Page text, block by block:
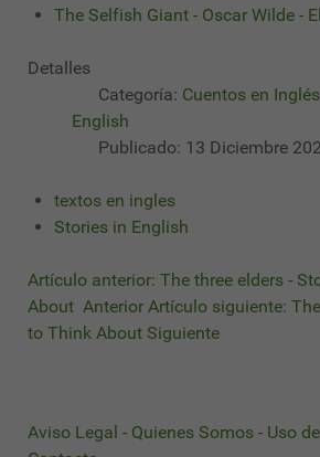
The Selfish Giant - Oscar Wilde -
Detalles
Categoría: Cuentos en
English
Publicado: 13 Diciembre
textos en ingles
Stories in English
Artículo anterior: The three elders -
About Anterior Artículo siguiente:
to Think About Siguiente
Aviso Legal - Quienes Somos - Uso